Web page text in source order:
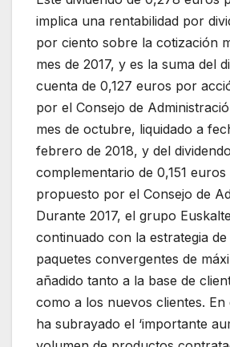
implica una rentabilidad por
por ciento sobre la cotización
mes de 2017, y es la suma del
cuenta de 0,127 euros por
por el Consejo de
mes de octubre, liquidado a
febrero de 2018, y del dividendo
complementario de 0,151
propuesto por el Consejo de
Durante 2017, el grupo
continuado con la estrategia
paquetes convergentes de
añadido tanto a la base de
como a los nuevos clientes. En
ha subrayado el ‘importante